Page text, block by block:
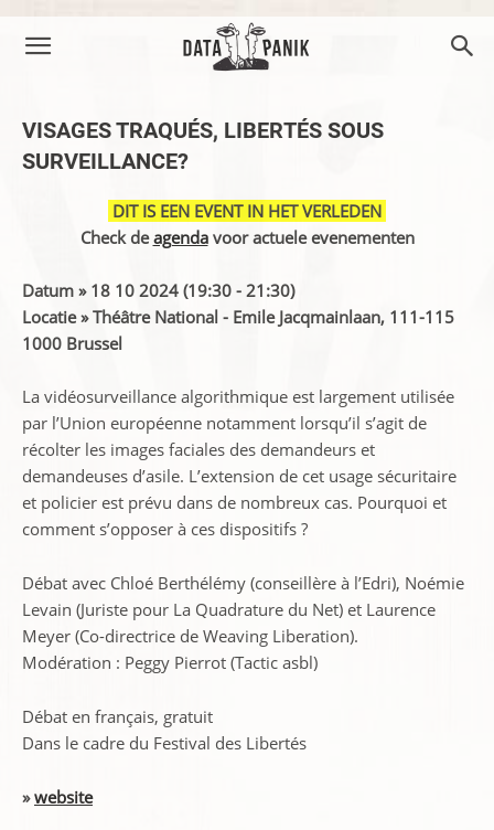
VISAGES TRAQUÉS, LIBERTÉS SOUS
SURVEILLANCE?
DIT IS EEN EVENT IN HET VERLEDEN
Check deagendavoor actuele evenementen
Datum » 18 10 2024 (19:30 - 21:30)
Locatie » Théâtre National - Emile Jacqmainlaan, 111-115
1000 Brussel
La vidéosurveillance algorithmique est largement utilisée
par l’Union européenne notamment lorsqu’il s’agit de
récolter les images faciales des demandeurs et
demandeuses d’asile. L’extension de cet usage sécuritaire
et policier est prévu dans de nombreux cas. Pourquoi et
comment s’opposer à ces dispositifs ?
Débat avec Chloé Berthélémy (conseillère à l’Edri), Noémie
Levain (Juriste pour La Quadrature du Net) et Laurence
Meyer (Co-directrice de Weaving Liberation).
Modération : Peggy Pierrot (Tactic asbl)
Débat en français, gratuit
Dans le cadre du Festival des Libertés
»website